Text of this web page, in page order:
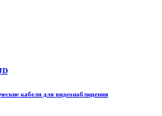
кабели для видеонаблюдения